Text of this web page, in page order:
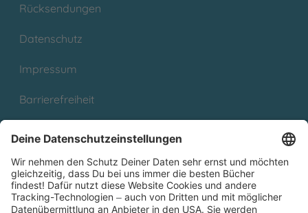
Rücksendungen
Datenschutz
Impressum
Barrierefreiheit
Partnerprogramm (Affiliate)